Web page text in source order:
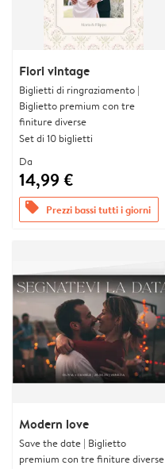
Fiori vintage
Biglietti di ringraziamento |
Biglietto premium con tre
finiture diverse
Set di 10 biglietti
Da
14,99 €
offers Prezzi bassi tutti i giorni
Modern love
Save the date | Biglietto
premium con tre finiture diverse